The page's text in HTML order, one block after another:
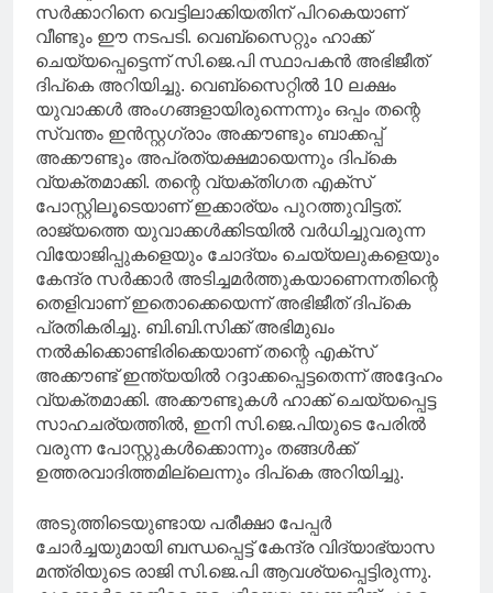
സർക്കാറിനെ വെട്ടിലാക്കിയതിന് പിറകെയാണ്
വീണ്ടും ഈ നടപടി. വെബ്സൈറ്റും ഹാക്ക്
ചെയ്യപ്പെട്ടെന്ന് സി.ജെ.പി സ്ഥാപകൻ അഭിജീത്
ദിപ്‌കെ അറിയിച്ചു. വെബ്സൈറ്റിൽ 10 ലക്ഷം
യുവാക്കൾ അംഗങ്ങളായിരുന്നെന്നും ഒപ്പം തന്റെ
സ്വന്തം ഇൻസ്റ്റഗ്രാം അക്കൗണ്ടും ബാക്കപ്പ്
അക്കൗണ്ടും അപ്രത്യക്ഷമായെന്നും ദിപ്കെ
വ്യക്തമാക്കി. തന്റെ വ്യക്തിഗത എക്സ്
പോസ്റ്റിലൂടെയാണ് ഇക്കാര്യം പുറത്തുവിട്ടത്.
രാജ്യത്തെ യുവാക്കൾക്കിടയിൽ വർധിച്ചുവരുന്ന
വിയോജിപ്പുകളെയും ചോദ്യം ചെയ്യലുകളെയും
കേന്ദ്ര സർക്കാർ അടിച്ചമർത്തുകയാണെന്നതിന്റെ
തെളിവാണ് ഇതൊക്കെയെന്ന് അഭിജീത് ദിപ്‌കെ
പ്രതികരിച്ചു. ബി.ബി.സിക്ക് അഭിമുഖം
നൽകിക്കൊണ്ടിരിക്കെയാണ് തന്റെ എക്സ്
അക്കൗണ്ട് ഇന്ത്യയിൽ റദ്ദാക്കപ്പെട്ടതെന്ന് അദ്ദേഹം
വ്യക്തമാക്കി. അക്കൗണ്ടുകൾ ഹാക്ക് ചെയ്യപ്പെട്ട
സാഹചര്യത്തിൽ, ഇനി സി.ജെ.പിയുടെ പേരിൽ
വരുന്ന പോസ്റ്റുകൾക്കൊന്നും തങ്ങൾക്ക്
ഉത്തരവാദിത്തമില്ലെന്നും ദിപ്‌കെ അറിയിച്ചു.
അടുത്തിടെയുണ്ടായ പരീക്ഷാ പേപ്പർ
ചോർച്ചയുമായി ബന്ധപ്പെട്ട് കേന്ദ്ര വിദ്യാഭ്യാസ
മന്ത്രിയുടെ രാജി സി.ജെ.പി ആവശ്യപ്പെട്ടിരുന്നു.